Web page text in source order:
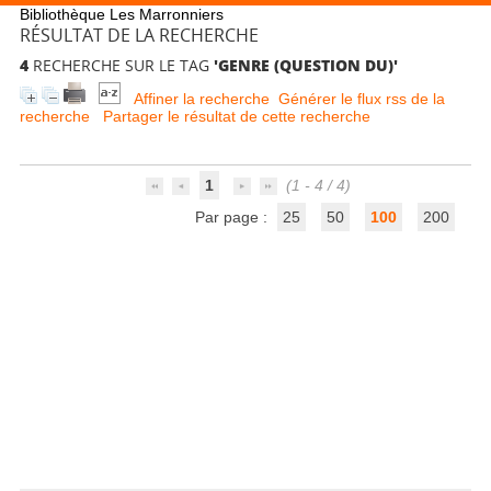
Bibliothèque Les Marronniers
RÉSULTAT DE LA RECHERCHE
4RECHERCHE SUR LE TAG 'GENRE (QUESTION DU)'
Affiner la recherche Générer le flux rss de la
recherche
Partager le résultat de cette recherche
1
(1 - 4 / 4)
Par page :
25 50 100 200